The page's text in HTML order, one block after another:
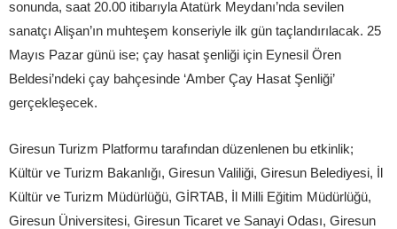
sonunda, saat 20.00 itibarıyla Atatürk Meydanı’nda sevilen
sanatçı Alişan’ın muhteşem konseriyle ilk gün taçlandırılacak. 25
Mayıs Pazar günü ise; çay hasat şenliği için Eynesil Ören
Beldesi’ndeki çay bahçesinde ‘Amber Çay Hasat Şenliği’
gerçekleşecek.
Giresun Turizm Platformu tarafından düzenlenen bu etkinlik;
Kültür ve Turizm Bakanlığı, Giresun Valiliği, Giresun Belediyesi, İl
Kültür ve Turizm Müdürlüğü, GİRTAB, İl Milli Eğitim Müdürlüğü,
Giresun Üniversitesi, Giresun Ticaret ve Sanayi Odası, Giresun